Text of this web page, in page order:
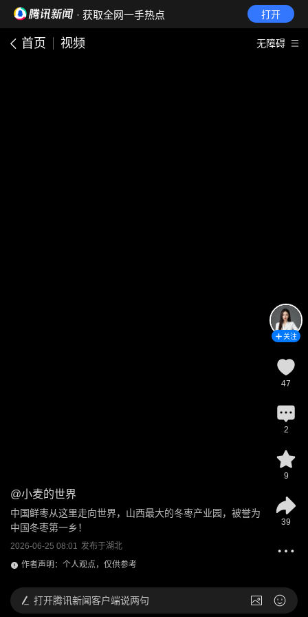
· 获取全网一手热点 打开
首页 视频 无障碍
@小麦的世界
中国鲜枣从这里走向世界，山西最大的冬枣产业园，被誉为
中国冬枣第一乡！
2026-06-25 08:01 发布于湖北
作者声明：个人观点，仅供参考
关注
47
2
9
39
打开腾讯新闻客户端说两句